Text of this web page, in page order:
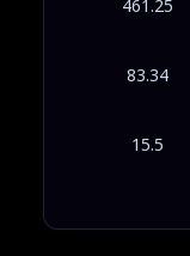
83.34
15.5